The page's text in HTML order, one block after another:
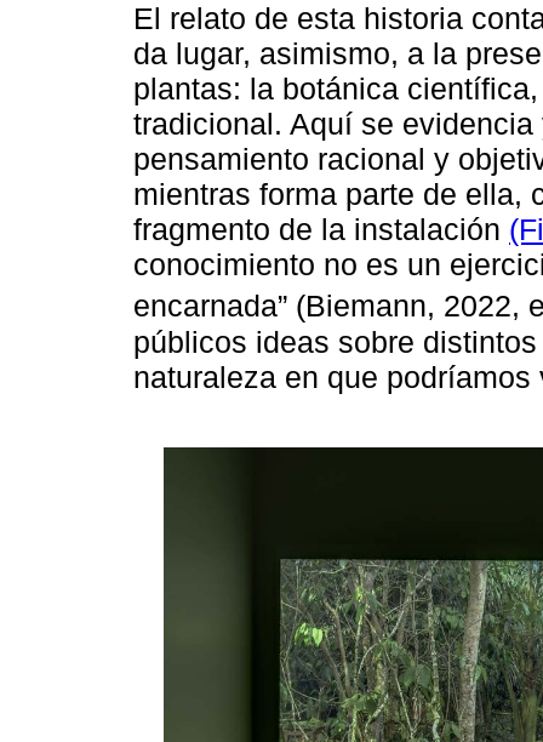
El relato de esta historia
da lugar, asimismo, a la
plantas: la botánica
tradicional. Aquí se
pensamiento racional y
mientras forma parte de ella,
fragmento de la instalación
conocimiento no es un
encarnada” (Biemann, 2022,
públicos ideas sobre
naturaleza en que